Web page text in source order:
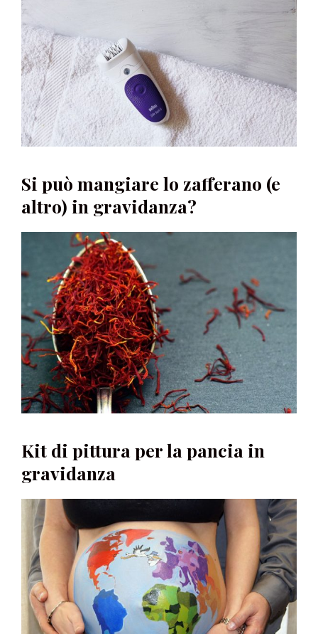
Si può mangiare lo zafferano (e
altro) in gravidanza?
Kit di pittura per la pancia in
gravidanza